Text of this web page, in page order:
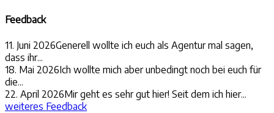
Feedback
11. Juni 2026Generell wollte ich euch als Agentur mal sagen,
dass ihr...
18. Mai 2026Ich wollte mich aber unbedingt noch bei euch für
die...
22. April 2026Mir geht es sehr gut hier! Seit dem ich hier...
weiteres Feedback